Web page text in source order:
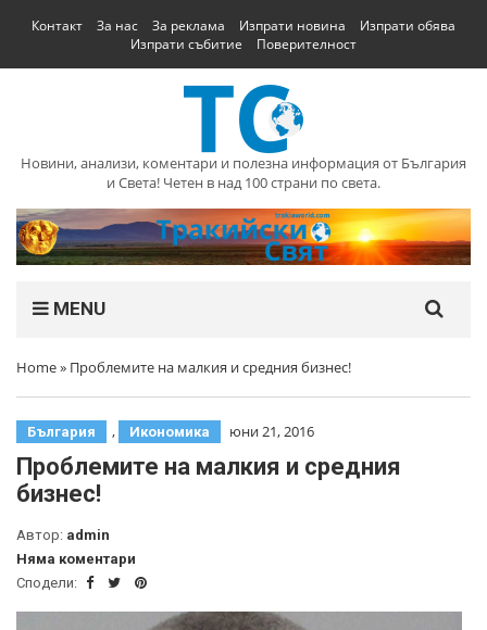
Контакт За нас За реклама Изпрати новина
Изпрати обява
Изпрати събитие
Поверителност
Новини, анализи, коментари и полезна информация от България
и Света! Четен в над 100 страни по света.
MENU
Home» Проблемите на малкия и средния бизнес!
България , Икономика юни 21, 2016
Проблемите на малкия и средния
бизнес!
Автор: admin
Няма коментари
Сподели: